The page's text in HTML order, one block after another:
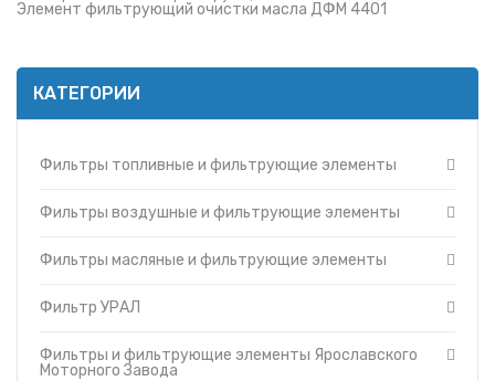
Поршневая
Фильтры
Гидромоторы
Насосы
Вкладыши
О компании
Доставка
Фильтры топливные и фильтрующие элементы
Фильтры и фильтрующие элементы МАЗ
Фильтры и фильтрующие элементы Ярославского
Фильтры и фильтрующие элементы ЗМЗ
Фильтры и фильтрующие элементы ГАЗ
Фильтры и фильтрующие элементы Iveco
Элемент фильтрующий очистки масла ДФM 4401
КАТЕГОРИИ
Фильтры топливные и фильтрующие элементы
Фильтры воздушные и фильтрующие элементы
Фильтры масляные и фильтрующие элементы
Фильтр УРАЛ
Фильтры и фильтрующие элементы Ярославского
Моторного Завода